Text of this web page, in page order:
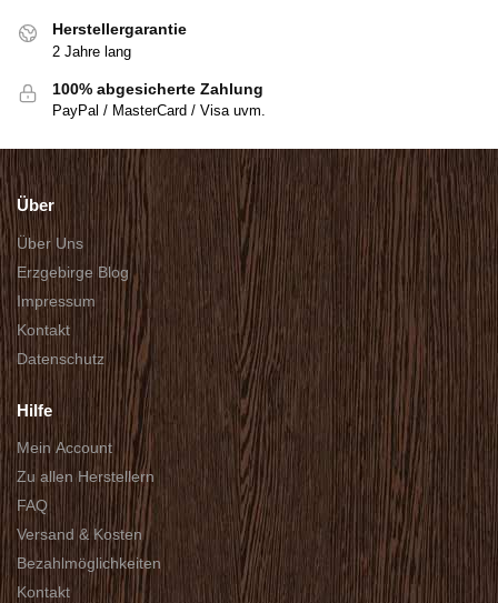
Herstellergarantie
2 Jahre lang
100% abgesicherte Zahlung
PayPal / MasterCard / Visa uvm.
Über
Über Uns
Erzgebirge Blog
Impressum
Kontakt
Datenschutz
Hilfe
Mein Account
Zu allen Herstellern
FAQ
Versand & Kosten
Bezahlmöglichkeiten
Kontakt